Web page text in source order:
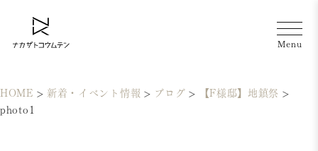
HOME > 新着・イベント情報 > ブログ > 【F様邸】地鎮祭 >
photo1